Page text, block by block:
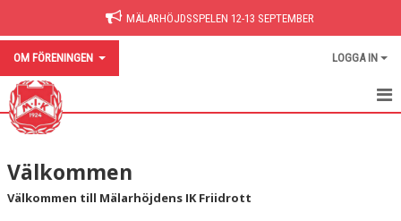
MÄLARHÖJDSSPELEN 12-13 SEPTEMBER
OM FÖRENINGEN LOGGA IN
VÄLKOMMEN
VERKSAMHETSIDÉ OCH VISION
STYRELSE OCH ÖVRIGA ROLLER
Välkommen
Välkommen till Mälarhöjdens IK Friidrott